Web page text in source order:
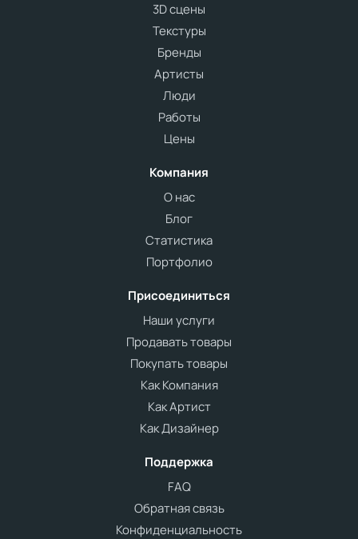
3D сцены
Текстуры
Бренды
Артисты
Люди
Работы
Цены
Компания
О нас
Блог
Статистика
Портфолио
Присоединиться
Наши услуги
Продавать товары
Покупать товары
Как Компания
Как Артист
Как Дизайнер
Поддержка
FAQ
Обратная связь
Конфиденциальность